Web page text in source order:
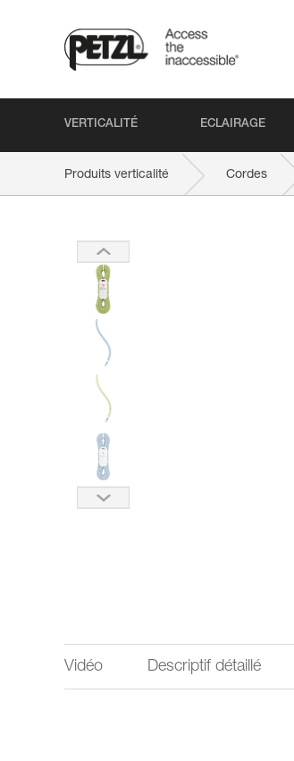
VERTICALITÉ ECLAIRAGE
Produits verticalité Cordes
Vidéo Descriptif détaillé